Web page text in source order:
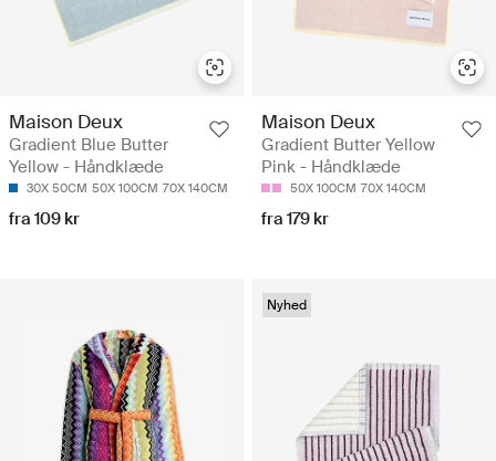
Maison Deux
Gradient Blue Butter
Yellow - Håndklæde
30X 50CM 50X 100CM 70X 140CM
fra 109 kr
Maison Deux
Gradient Butter Yellow
Pink - Håndklæde
50X 100CM 70X 140CM
fra 179 kr
Nyhed